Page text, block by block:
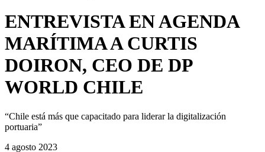
ENTREVISTA EN AGENDA
MARÍTIMA A CURTIS
DOIRON, CEO DE DP
WORLD CHILE
“Chile está más que capacitado para liderar la digitalización
portuaria”
4 agosto 2023